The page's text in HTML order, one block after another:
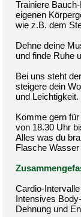
Trainiere
eigenen
wie z.B. dem
Dehne deine
und finde Ruhe
Bei uns steht
steigere dein
und Leichtigkeit.
Komme gern
von 18.30 Uhr
Alles was du
Flasche
Cardio-
Intensives
Dehnung und